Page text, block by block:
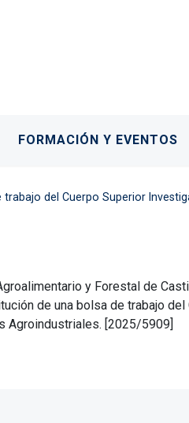
FORMACIÓN Y EVENTOS
Investigación JCCM especialidad
y Forestal de
de una bolsa de trabajo
Agroindustriales. [2025/5909]